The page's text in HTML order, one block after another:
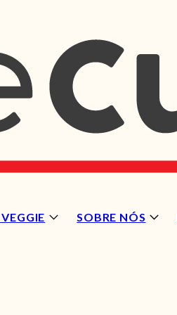
SOBRE NÓS